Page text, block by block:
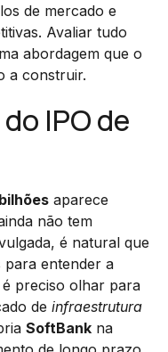
de mercado e
Avaliar tudo
abordagem que o
a construir.
IPO de
aparece
não tem
é natural que
para entender a
preciso olhar para
de infraestrutura
SoftBank na